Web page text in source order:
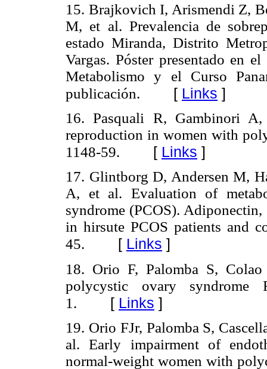
15. Brajkovich I, Arismendi Z,
M, et al. Prevalencia de
estado Miranda, Distrito
Vargas. Póster presentado en
Metabolismo y el Curso
publicación. [ Links ]
16. Pasquali R, Gambinori
reproduction in women with
1148-59. [ Links ]
17. Glintborg D, Andersen M,
A, et al. Evaluation of
syndrome (PCOS).
in hirsute PCOS patients and
45. [ Links ]
18. Orio F, Palomba S,
polycystic ovary syndrome
1. [ Links ]
19. Orio FJr, Palomba S,
al. Early impairment of
normal-weight women with